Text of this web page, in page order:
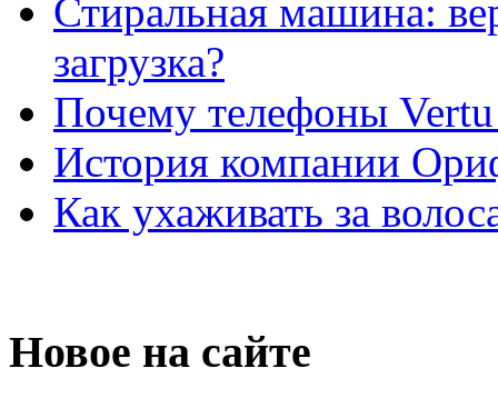
Стиральная машина:
загрузка?
Почему телефоны Vertu
История компании
Как ухаживать за
Новое на сайте